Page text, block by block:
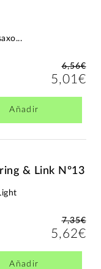
6,56€
5,01€
Añadir
& Link Nº13
7,35€
5,62€
Añadir